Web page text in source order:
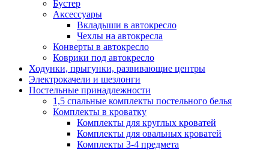
Бустер
Аксессуары
Вкладыши в автокресло
Чехлы на автокресла
Конверты в автокресло
Коврики под автокресло
Ходунки, прыгунки, развивающие центры
Электрокачели и шезлонги
Постельные принадлежности
1,5 спальные комплекты постельного белья
Комплекты в кроватку
Комплекты для круглых кроватей
Комплекты для овальных кроватей
Комплекты 3-4 предмета